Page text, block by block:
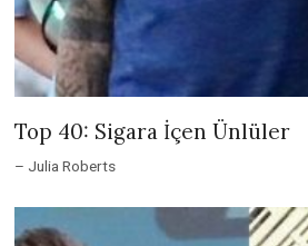
Top 40: Sigara İçen Ünlüler
– Julia Roberts